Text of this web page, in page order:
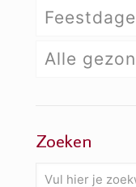
Alle
Zoeken